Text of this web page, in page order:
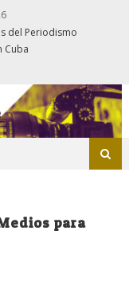
del Periodismo
Cuba
para